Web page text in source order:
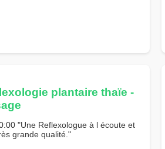
plantaire thaïe -
"Une Reflexologue à l écoute et
grande qualité."